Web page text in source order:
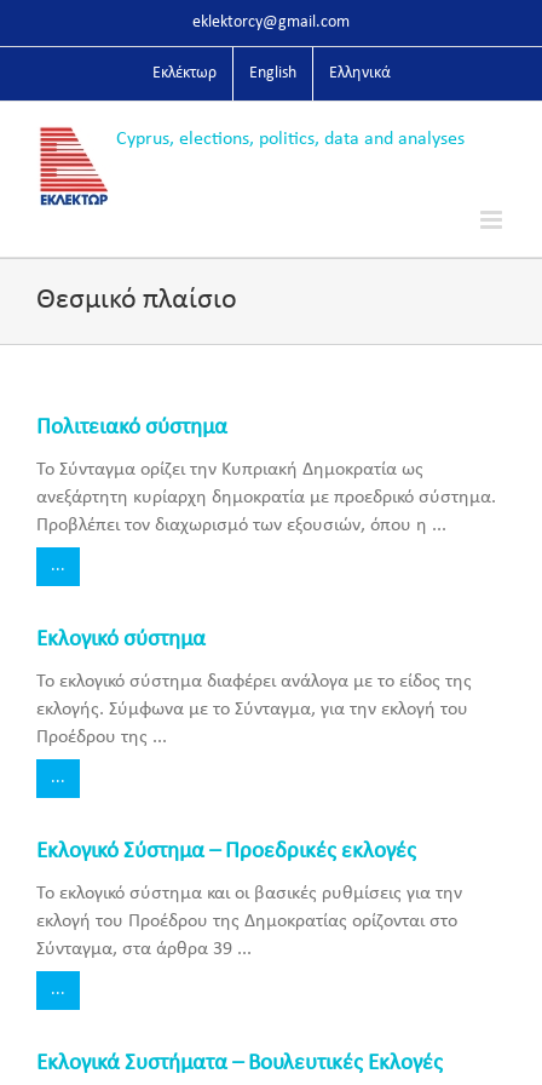
eklektorcy@gmail.com
Εκλέκτωρ English Ελληνικά
Θεσμικό πλαίσιο
Πολιτειακό σύστημα
Το Σύνταγμα ορίζει την Κυπριακή Δημοκρατία ως
ανεξάρτητη κυρίαρχη δημοκρατία με προεδρικό σύστημα.
Προβλέπει τον διαχωρισμό των εξουσιών, όπου η ...
...
Εκλογικό σύστημα
Το εκλογικό σύστημα διαφέρει ανάλογα με το είδος της
εκλογής. Σύμφωνα με το Σύνταγμα, για την εκλογή του
Προέδρου της ...
...
Εκλογικό Σύστημα – Προεδρικές εκλογές
Το εκλογικό σύστημα και οι βασικές ρυθμίσεις για την
εκλογή του Προέδρου της Δημοκρατίας ορίζονται στο
Σύνταγμα, στα άρθρα 39 ...
...
Εκλογικά Συστήματα – Βουλευτικές Εκλογές